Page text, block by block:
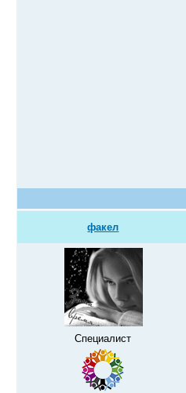
факел
Специалист